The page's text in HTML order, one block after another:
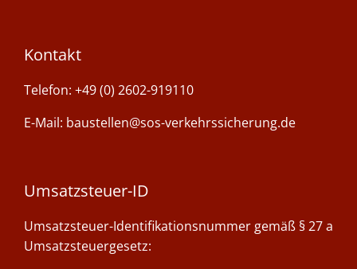
Kontakt
Telefon: +49 (0) 2602-919110
E-Mail: baustellen@sos-verkehrssicherung.de
Umsatzsteuer-ID
Umsatzsteuer-Identifikationsnummer gemäß § 27 a
Umsatzsteuergesetz: